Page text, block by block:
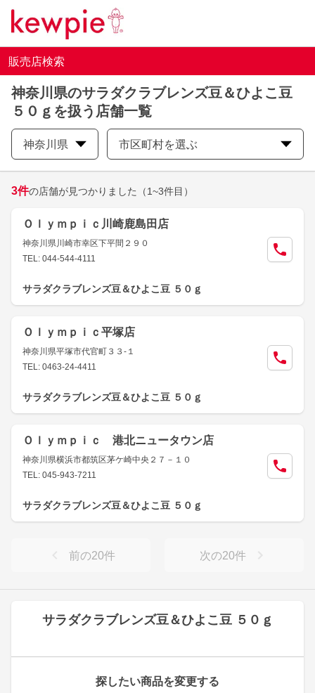
販売店検索
神奈川県のサラダクラブレンズ豆＆ひよこ豆
５０ｇを扱う店舗一覧
神奈川県 市区町村を選ぶ
サラダクラブレンズ豆＆ひよこ豆 ５０ｇ
探したい商品を変更する
3件の店舗が見つかりました （1~3件目）
Ｏｌｙｍｐｉｃ川崎鹿島田店
神奈川県川崎市幸区下平間２９０
TEL: 044-544-4111
サラダクラブレンズ豆＆ひよこ豆 ５０ｇ
Ｏｌｙｍｐｉｃ平塚店
神奈川県平塚市代官町３３-１
TEL: 0463-24-4411
サラダクラブレンズ豆＆ひよこ豆 ５０ｇ
Ｏｌｙｍｐｉｃ 港北ニュータウン店
神奈川県横浜市都筑区茅ケ崎中央２７－１０
TEL: 045-943-7211
サラダクラブレンズ豆＆ひよこ豆 ５０ｇ
前の20件 次の20件